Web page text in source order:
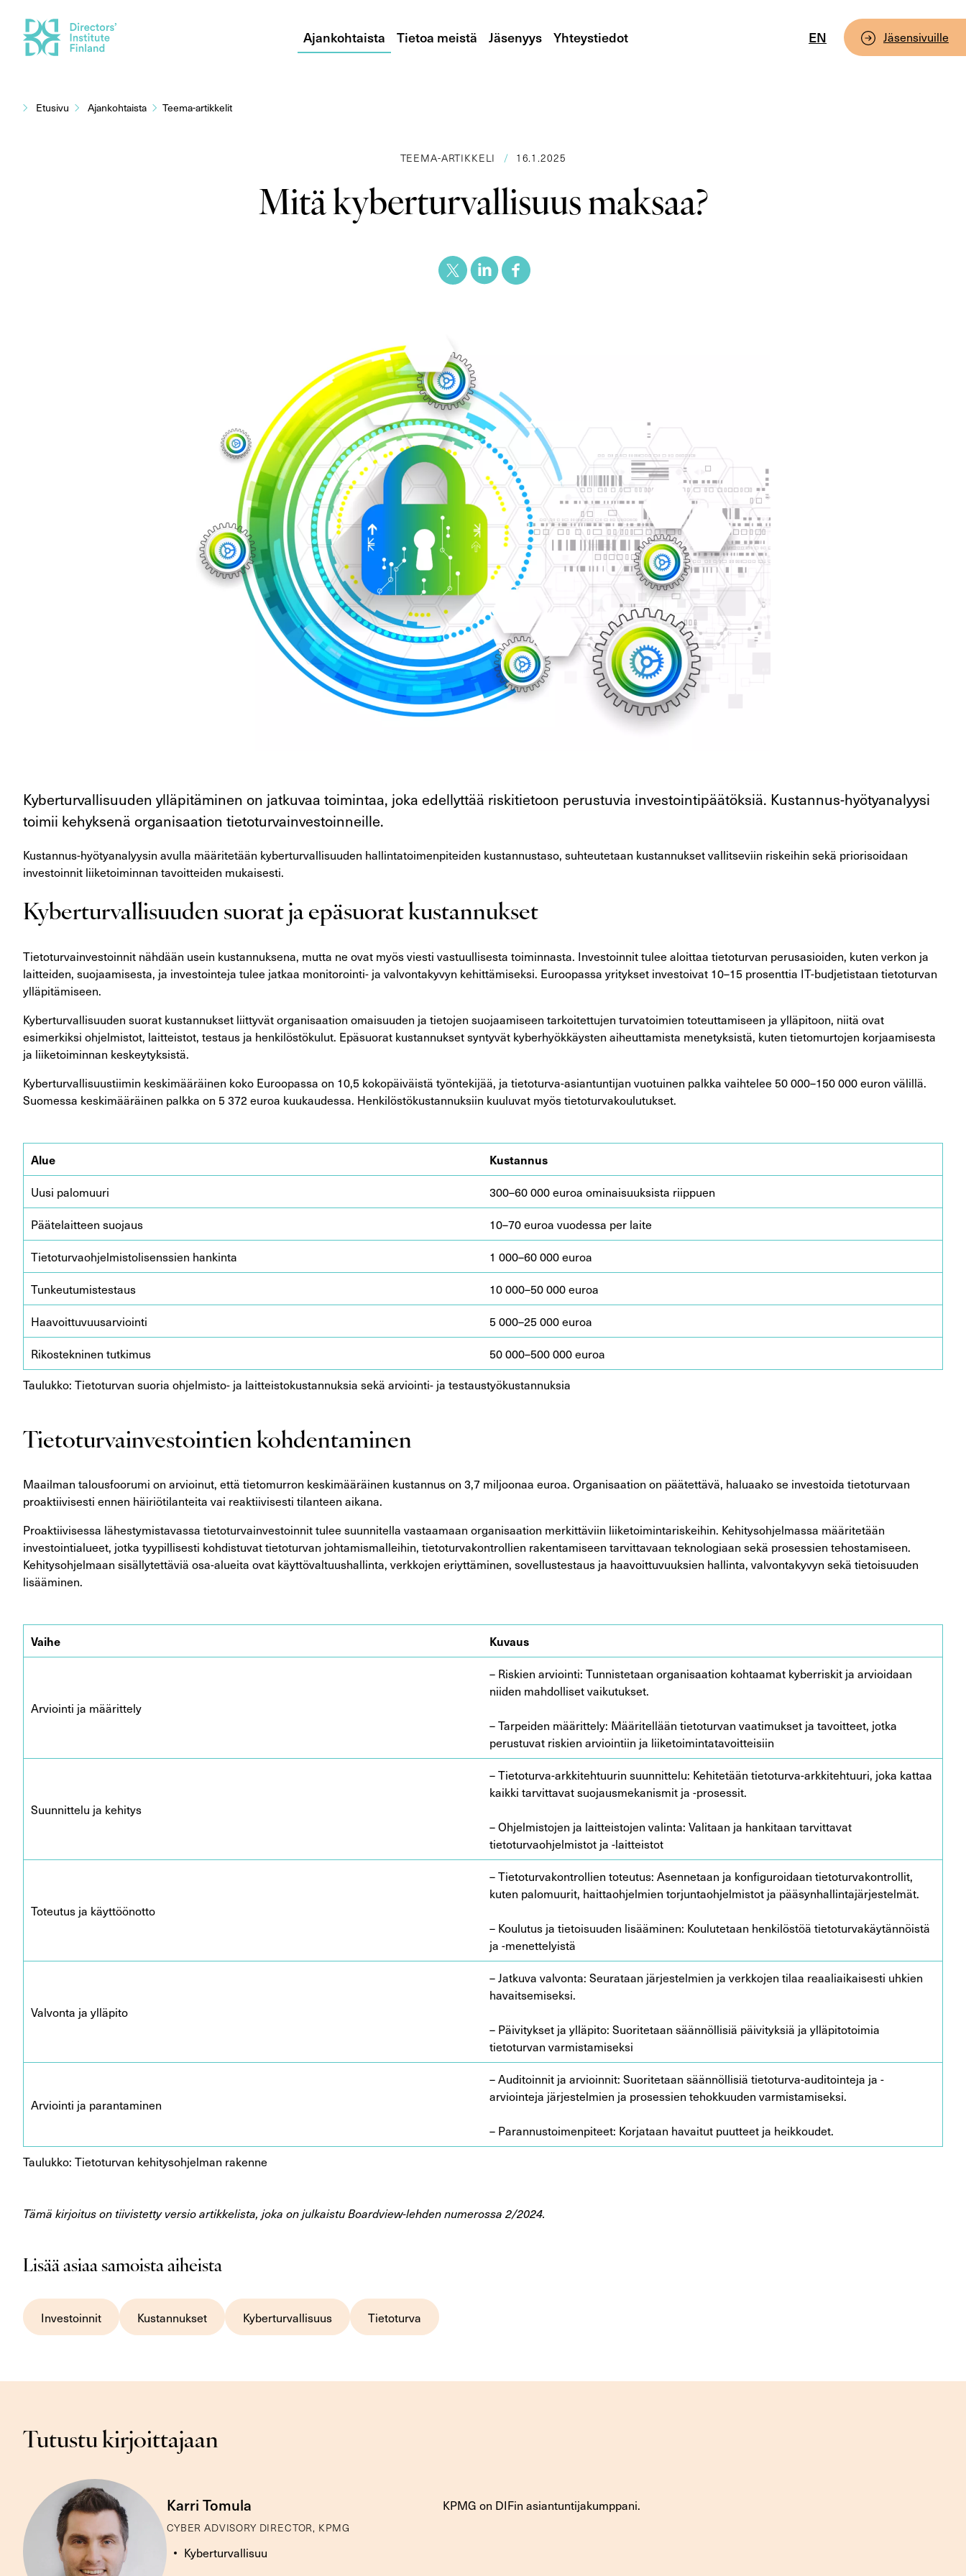
sisältöön
Ajankohtaista Tietoa meistä Jäsenyys Yhteystiedot EN Jäsensivuille
Etusivu Ajankohtaista Teema-artikkelit
TEEMA-ARTIKKELI / 16.1.2025
Mitä kyberturvallisuus maksaa?
Kyberturvallisuuden ylläpitäminen on jatkuvaa toimintaa, joka edellyttää riskitietoon perustuvia investointipäätöksiä. Kustannus-hyötyanalyysi
toimii kehyksenä organisaation tietoturvainvestoinneille.
Kustannus-hyötyanalyysin avulla määritetään kyberturvallisuuden hallintatoimenpiteiden kustannustaso, suhteutetaan kustannukset vallitseviin riskeihin sekä priorisoidaan
investoinnit liiketoiminnan tavoitteiden mukaisesti.
Kyberturvallisuuden suorat ja epäsuorat kustannukset
Tietoturvainvestoinnit nähdään usein kustannuksena, mutta ne ovat myös viesti vastuullisesta toiminnasta. Investoinnit tulee aloittaa tietoturvan perusasioiden, kuten verkon ja
laitteiden, suojaamisesta, ja investointeja tulee jatkaa monitorointi- ja valvontakyvyn kehittämiseksi. Euroopassa yritykset investoivat 10–15 prosenttia IT-budjetistaan tietoturvan
ylläpitämiseen.
Kyberturvallisuuden suorat kustannukset liittyvät organisaation omaisuuden ja tietojen suojaamiseen tarkoitettujen turvatoimien toteuttamiseen ja ylläpitoon, niitä ovat
esimerkiksi ohjelmistot, laitteistot, testaus ja henkilöstökulut. Epäsuorat kustannukset syntyvät kyberhyökkäysten aiheuttamista menetyksistä, kuten tietomurtojen korjaamisesta
ja liiketoiminnan keskeytyksistä.
Kyberturvallisuustiimin keskimääräinen koko Euroopassa on 10,5 kokopäiväistä työntekijää, ja tietoturva-asiantuntijan vuotuinen palkka vaihtelee 50 000–150 000 euron välillä.
Suomessa keskimääräinen palkka on 5 372 euroa kuukaudessa. Henkilöstökustannuksiin kuuluvat myös tietoturvakoulutukset.
Alue Kustannus
Uusi palomuuri
300–60 000 euroa ominaisuuksista riippuen
Päätelaitteen suojaus
10–70 euroa vuodessa per laite
Tietoturvaohjelmistolisenssien hankinta
1 000–60 000 euroa
Tunkeutumistestaus
10 000–50 000 euroa
Haavoittuvuusarviointi
5 000–25 000 euroa
Rikostekninen tutkimus
50 000–500 000 euroa
Taulukko: Tietoturvan suoria ohjelmisto- ja laitteistokustannuksia sekä arviointi- ja testaustyökustannuksia
Tietoturvainvestointien kohdentaminen
Maailman talousfoorumi on arvioinut, että tietomurron keskimääräinen kustannus on 3,7 miljoonaa euroa. Organisaation on päätettävä, haluaako se investoida tietoturvaan
proaktiivisesti ennen häiriötilanteita vai reaktiivisesti tilanteen aikana.
Proaktiivisessa lähestymistavassa tietoturvainvestoinnit tulee suunnitella vastaamaan organisaation merkittäviin liiketoimintariskeihin. Kehitysohjelmassa määritetään
investointialueet, jotka tyypillisesti kohdistuvat tietoturvan johtamismalleihin, tietoturvakontrollien rakentamiseen tarvittavaan teknologiaan sekä prosessien tehostamiseen.
Kehitysohjelmaan sisällytettäviä osa-alueita ovat käyttövaltuushallinta, verkkojen eriyttäminen, sovellustestaus ja haavoittuvuuksien hallinta, valvontakyvyn sekä tietoisuuden
lisääminen.
Vaihe Kuvaus
Arviointi ja määrittely
– Riskien arviointi: Tunnistetaan organisaation kohtaamat kyberriskit ja arvioidaan
niiden mahdolliset vaikutukset.
– Tarpeiden määrittely: Määritellään tietoturvan vaatimukset ja tavoitteet, jotka
perustuvat riskien arviointiin ja liiketoimintatavoitteisiin
Suunnittelu ja kehitys
– Tietoturva-arkkitehtuurin suunnittelu: Kehitetään tietoturva-arkkitehtuuri, joka kattaa
kaikki tarvittavat suojausmekanismit ja -prosessit.
– Ohjelmistojen ja laitteistojen valinta: Valitaan ja hankitaan tarvittavat
tietoturvaohjelmistot ja -laitteistot
Toteutus ja käyttöönotto
– Tietoturvakontrollien toteutus: Asennetaan ja konfiguroidaan tietoturvakontrollit,
kuten palomuurit, haittaohjelmien torjuntaohjelmistot ja pääsynhallintajärjestelmät.
– Koulutus ja tietoisuuden lisääminen: Koulutetaan henkilöstöä tietoturvakäytännöistä
ja -menettelyistä
Valvonta ja ylläpito
– Jatkuva valvonta: Seurataan järjestelmien ja verkkojen tilaa reaaliaikaisesti uhkien
havaitsemiseksi.
– Päivitykset ja ylläpito: Suoritetaan säännöllisiä päivityksiä ja ylläpitotoimia
tietoturvan varmistamiseksi
Arviointi ja parantaminen
– Auditoinnit ja arvioinnit: Suoritetaan säännöllisiä tietoturva-auditointeja ja -
arviointeja järjestelmien ja prosessien tehokkuuden varmistamiseksi.
– Parannustoimenpiteet: Korjataan havaitut puutteet ja heikkoudet.
Taulukko: Tietoturvan kehitysohjelman rakenne
Tämä kirjoitus on tiivistetty versio artikkelista, joka on julkaistu Boardview-lehden numerossa 2/2024.
Lisää asiaa samoista aiheista
Investoinnit Kustannukset Kyberturvallisuus Tietoturva
Tutustu kirjoittajaan
Karri Tomula
CYBER ADVISORY DIRECTOR, KPMG
Kyberturvallisuu
KPMG on DIFin asiantuntijakumppani.